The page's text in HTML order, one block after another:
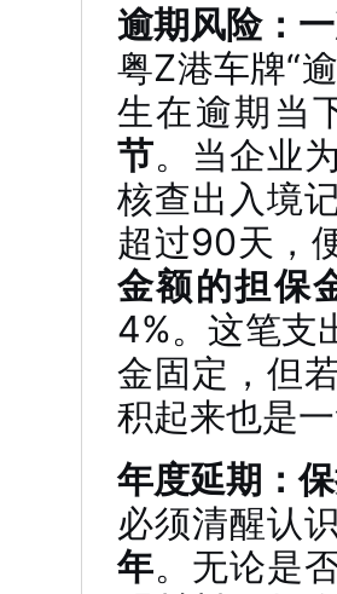
逾期风险：
粤Z港车牌“
生在逾期当
节。当企业
核查出入境
超过90天，
金额的担保
4%。这笔支
金固定，但
积起来也是
年度延期：
必须清醒认
年。无论是